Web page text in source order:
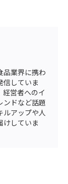
品業界に携わ
信していま
経営者へのイ
ンドなど話題
ルアップや人
けしていま